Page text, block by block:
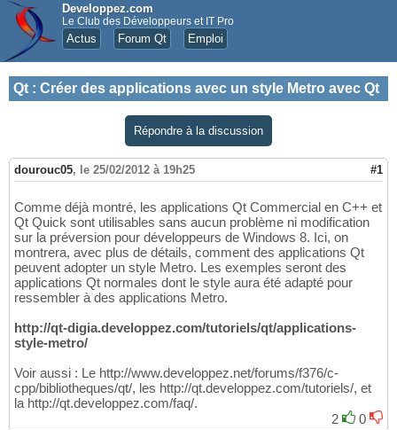
Developpez.com
Le Club des Développeurs et IT Pro
Actus Forum Qt Emploi
Qt : Créer des applications avec un style Metro avec Qt
Répondre à la discussion
dourouc05, le 25/02/2012 à 19h25 #1
Comme déjà montré, les applications Qt Commercial en C++ et
Qt Quick sont utilisables sans aucun problème ni modification
sur la préversion pour développeurs de Windows 8. Ici, on
montrera, avec plus de détails, comment des applications Qt
peuvent adopter un style Metro. Les exemples seront des
applications Qt normales dont le style aura été adapté pour
ressembler à des applications Metro.
http://qt-digia.developpez.com/tutoriels/qt/applications-
style-metro/
Voir aussi : Le http://www.developpez.net/forums/f376/c-
cpp/bibliotheques/qt/, les http://qt.developpez.com/tutoriels/, et
la http://qt.developpez.com/faq/.
2
0